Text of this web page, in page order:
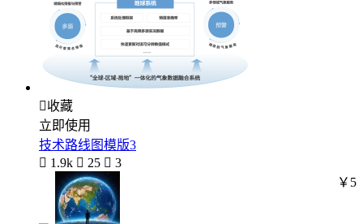
收藏
立即使用
技术路线图模版3
 1.9k  25  3
￥5